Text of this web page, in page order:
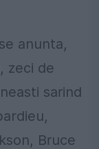
anunta,
zeci de
sarind
Bruce